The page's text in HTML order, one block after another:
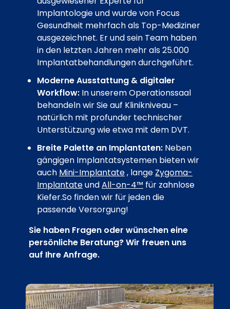
Implantologie und wurde von Focus
Gesundheit mehrfach als Top-Mediziner
ausgezeichnet. Er und sein Team haben
in den letzten Jahren mehr als 25.000
Implantatbehandlungen durchgeführt.
Moderne Ausstattung & digitaler
Workflow: In unserem Operationssaal
behandeln wir Sie auf Klinikniveau –
natürlich mit profunder technischer
Unterstützung wie etwa mit dem DVT.
Breite Palette an Implantaten: Neben
gängigen Implantatsystemen bieten wir
auch Mini-Implantate, lange Zygoma-
ImplantateundAll-on-4™ für zahnlose
Kiefer.So finden wir für jeden die
passende Versorgung!
Sie haben Fragen oder wünschen eine
persönliche Beratung? Wir freuen uns
auf Ihre Anfrage.